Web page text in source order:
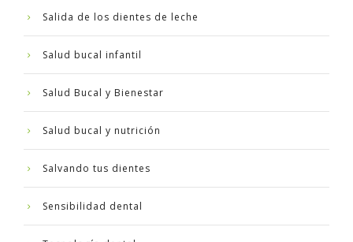
Salida de los dientes de leche
Salud bucal infantil
Salud Bucal y Bienestar
Salud bucal y nutrición
Salvando tus dientes
Sensibilidad dental